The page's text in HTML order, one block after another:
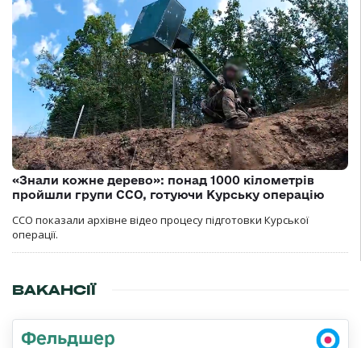
«Знали кожне дерево»: понад 1000 кілометрів
пройшли групи ССО, готуючи Курську операцію
ССО показали архівне відео процесу підготовки Курської
операції.
ВАКАНСІЇ
Фельдшер